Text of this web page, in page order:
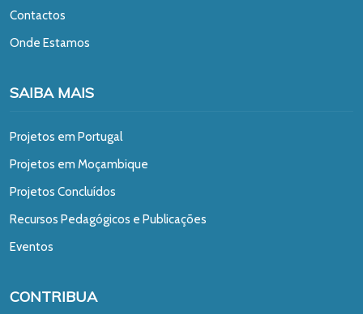
Contactos
Onde Estamos
SAIBA MAIS
Projetos em Portugal
Projetos em Moçambique
Projetos Concluídos
Recursos Pedagógicos e Publicações
Eventos
CONTRIBUA